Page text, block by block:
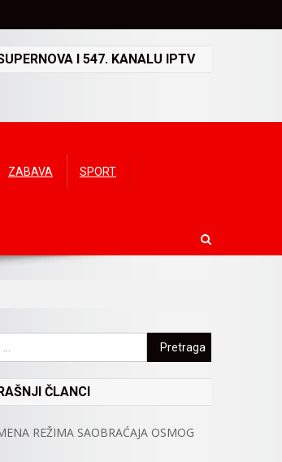
I 547. KANALU IPTV
ZABAVA SPORT
Pretraga:
ČLANCI
REŽIMA SAOBRAĆAJA OSMOG